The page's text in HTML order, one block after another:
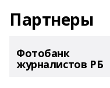
Партнеры
Фотобанк
журналистов РБ